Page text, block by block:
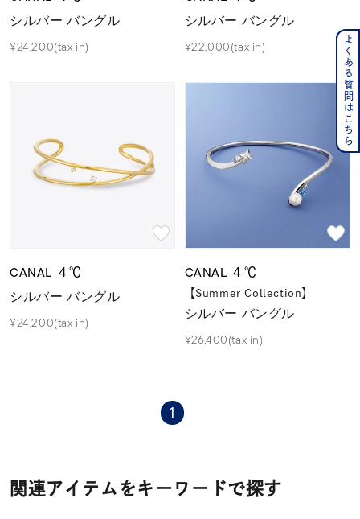
シルバー バングル
¥24,200(tax in)
シルバー バングル
¥22,000(tax in)
CANAL ４℃
シルバー バングル
¥24,200(tax in)
CANAL ４℃
【Summer Collection】
シルバー バングル
¥26,400(tax in)
1
関連アイテムをキーワードで探す
よくある質問はこちら